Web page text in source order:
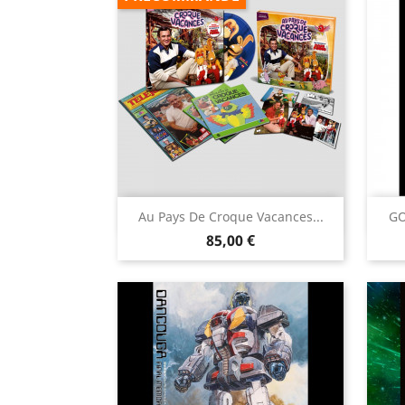
Au Pays De Croque Vacances...
Prix
85,00 €
Aperçu rapide